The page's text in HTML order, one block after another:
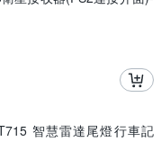
智慧雷達尾燈行車記